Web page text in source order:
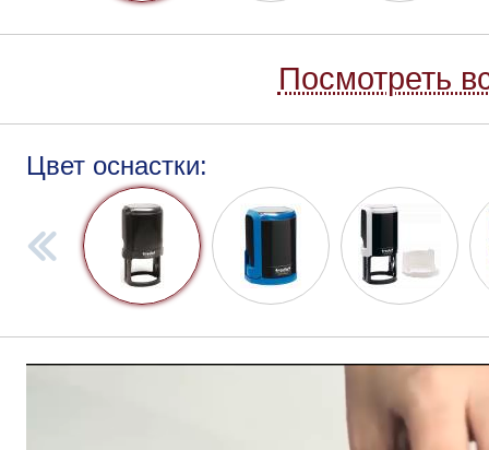
Посмотреть
Цвет оснастки: